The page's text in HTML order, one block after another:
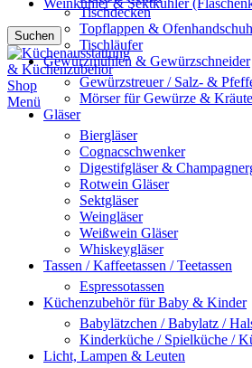
Weinkühler & Sektkühler
Suchen
Menü
Tischdecken
Topflappen &
Tischläufer
Gewürzmühlen & Gewürzschneider
Gewürzstreuer / Salz- &
Mörser für Gewürze &
Gläser
Biergläser
Cognacschwenker
Digestifgläser &
Rotwein Gläser
Sektgläser
Weingläser
Weißwein Gläser
Whiskeygläser
Tassen / Kaffeetassen / Teetassen
Espressotassen
Küchenzubehör für Baby & Kinder
Babylätzchen / Babylatz /
Kinderküche / Spielküche /
Licht, Lampen & Leuten